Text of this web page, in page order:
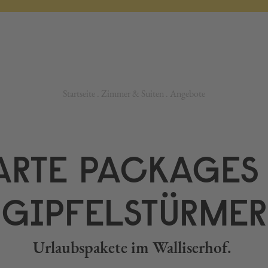
Startseite Zimmer & Suiten Angebote
PACKAGES
GIPFELSTÜRMER
Urlaubspakete im Walliserhof.